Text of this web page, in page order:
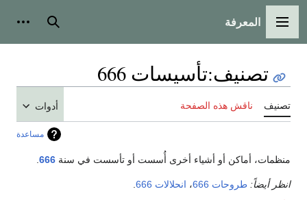
القائمة الرئيسية
المعرفة بحث
تصنيف:تأسيسات 666
تصنيف ناقش هذه الصفحة أدوات
مساعدة
منظمات، أماكن أو أشياء أخرى أُسست أو تأسست في سنة 666
انظر أيضاً: طروحات 666 ، انحلالات 666